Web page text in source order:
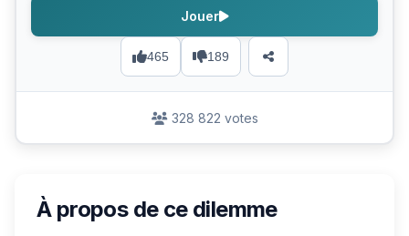
465 189
Jouer
328 822 votes
À propos de ce dilemme